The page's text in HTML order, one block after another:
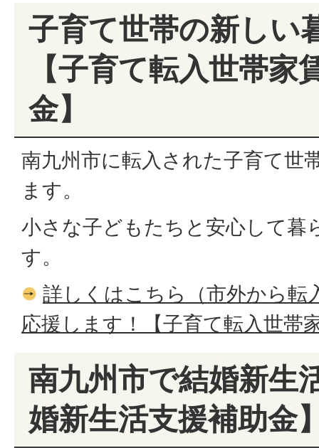
子育て世帯の新しい
【子育て転入世帯家
金】
南九州市に転入された子育て世
ます。
小さな子どもたちと安心して暮
す。
詳しくはこちら（市外から転
応援します！【子育て転入世帯
南九州市で結婚新生
婚新生活支援補助金